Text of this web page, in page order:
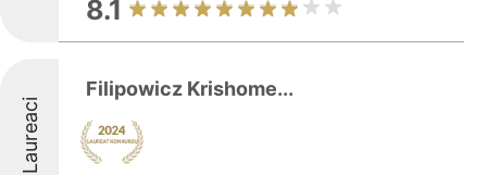
8.1
Laureaci
Filipowicz Krishome...